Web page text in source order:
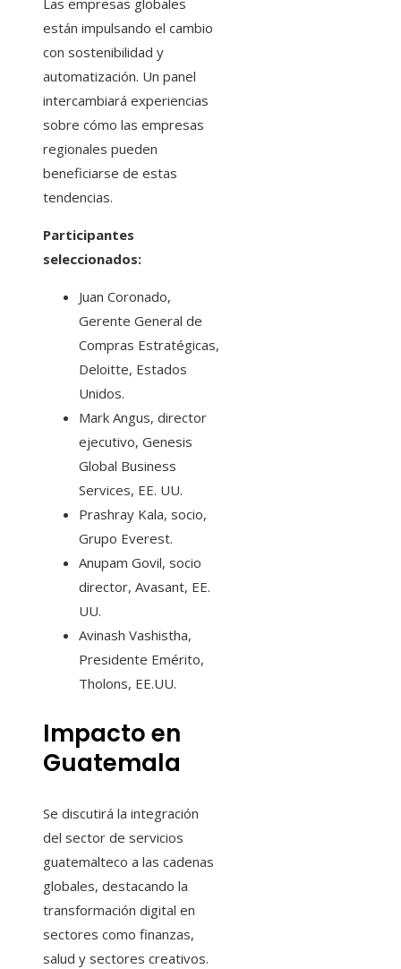
Las empresas globales
están impulsando el cambio
con sostenibilidad y
automatización. Un panel
intercambiará experiencias
sobre cómo las empresas
regionales pueden
beneficiarse de estas
tendencias.
Participantes
seleccionados:
Juan Coronado,
Gerente General de
Compras Estratégicas,
Deloitte, Estados
Unidos.
Mark Angus, director
ejecutivo, Genesis
Global Business
Services, EE. UU.
Prashray Kala, socio,
Grupo Everest.
Anupam Govil, socio
director, Avasant, EE.
UU.
Avinash Vashistha,
Presidente Emérito,
Tholons, EE.UU.
Impacto en
Guatemala
Se discutirá la integración
del sector de servicios
guatemalteco a las cadenas
globales, destacando la
transformación digital en
sectores como finanzas,
salud y sectores creativos.